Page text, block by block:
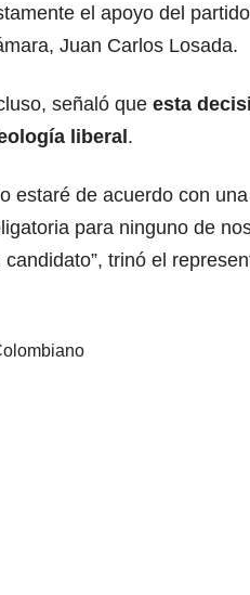
el apoyo del
Juan Carlos Losada.
señaló que esta
liberal.
estaré de acuerdo con
para ninguno de
candidato”, trinó el